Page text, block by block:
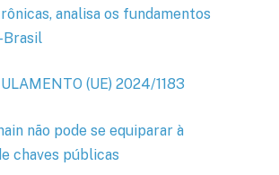
analisa os fundamentos
Brasil
(UE) 2024/1183
não pode se equiparar à
chaves públicas